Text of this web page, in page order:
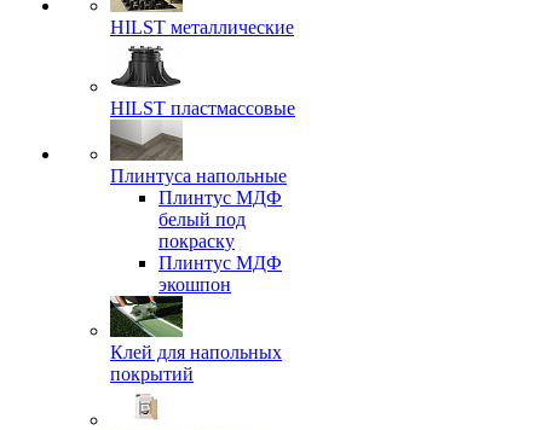
HILST металлические
HILST пластмассовые
Плинтуса напольные
Плинтус МДФ
белый под
покраску
Плинтус МДФ
экошпон
Клей для напольных
покрытий